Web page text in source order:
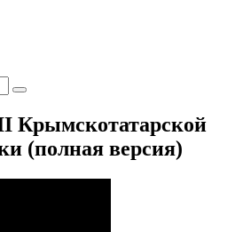
Крымскотатарской
(полная версия)